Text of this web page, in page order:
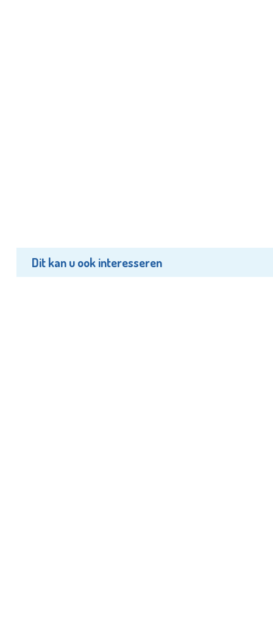
Dit kan u ook interesseren